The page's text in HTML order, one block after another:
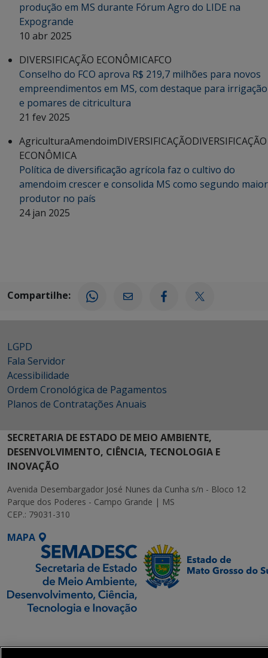
produção em MS durante Fórum Agro do LIDE na
Expogrande
10 abr 2025
DIVERSIFICAÇÃO ECONÔMICAFCO
Conselho do FCO aprova R$ 219,7 milhões para novos
empreendimentos em MS, com destaque para irrigação
e pomares de citricultura
21 fev 2025
AgriculturaAmendoimDIVERSIFICAÇÃODIVERSIFICAÇÃO
ECONÔMICA
Política de diversificação agrícola faz o cultivo do
amendoim crescer e consolida MS como segundo maior
produtor no país
24 jan 2025
Compartilhe:
LGPD
Fala Servidor
Acessibilidade
Ordem Cronológica de Pagamentos
Planos de Contratações Anuais
SECRETARIA DE ESTADO DE MEIO AMBIENTE,
DESENVOLVIMENTO, CIÊNCIA, TECNOLOGIA E
INOVAÇÃO
Avenida Desembargador José Nunes da Cunha s/n - Bloco 12
Parque dos Poderes - Campo Grande | MS
CEP.: 79031-310
MAPA
Executiva de